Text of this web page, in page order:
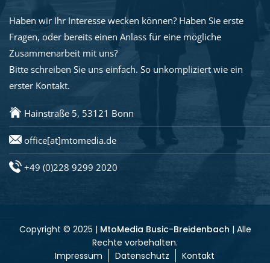
Haben wir Ihr Interesse wecken können? Haben Sie erste
Fragen, oder bereits einen Anlass für eine mögliche
Zusammenarbeit mit uns?
Bitte schreiben Sie uns einfach. So unkompliziert wie ein
erster Kontakt.
Hainstraße 5, 53121 Bonn
office[at]mtomedia.de
+49 (0)228 9299 2020
Copyright © 2025 | MtoMedia Busic-Breidenbach | Alle
Rechte vorbehalten.
Impressum
Datenschutz Kontakt